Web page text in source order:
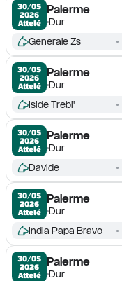
30/05
2026
Attelé
Palerme
Dur
Generale Zs
30/05
2026
Attelé
Palerme
Dur
Iside Trebi'
30/05
2026
Attelé
Palerme
Dur
Davide
30/05
2026
Attelé
Palerme
Dur
India Papa Bravo
30/05
2026
Attelé
Palerme
Dur